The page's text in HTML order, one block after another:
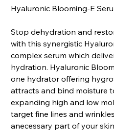
Hyaluronic Blooming-E
Stop dehydration and
with this synergistic
complex serum which
hydration. Hyaluronic
one hydrator offering
attracts and bind moisture
expanding high and low
target fine lines and
anecessary part of your